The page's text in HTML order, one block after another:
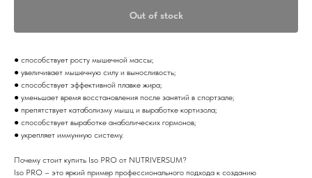
Out of stock
● способствует росту мышечной массы;
● увеличивает мышечную силу и выносливость;
● способствует эффективной плавке жира;
● уменьшает время восстановления после занятий в спортзале;
● препятствует катаболизму мышц и выработке кортизола;
● способствует выработке анаболических гормонов;
● укрепляет иммунную систему.
Почему стоит купить Iso PRO от NUTRIVERSUM?
Iso PRO – это яркий пример профессионального подхода к созданию